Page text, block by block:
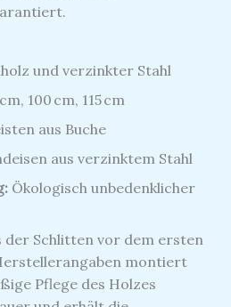
und verzinkter Stahl
100 cm, 115 cm
aus Buche
aus verzinktem Stahl
Ökologisch unbedenklicher
der Schlitten vor dem ersten
montiert
Pflege des Holzes